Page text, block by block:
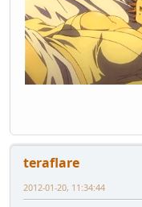
teraflare
2012-01-20, 11:34:44